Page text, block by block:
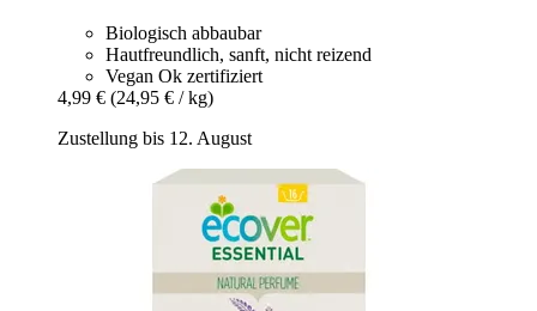
Biologisch abbaubar
Hautfreundlich, sanft, nicht reizend
Vegan Ok zertifiziert
4,99 € (24,95 € / kg)
Zustellung bis 12. August